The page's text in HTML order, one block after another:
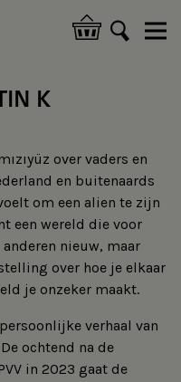
K
over vaders en
en buitenaards
om een alien te zijn
een wereld die voor
nieuw, maar
over hoe je elkaar
je onzeker maakt.
verhaal van
ochtend na de
in 2023 gaat de